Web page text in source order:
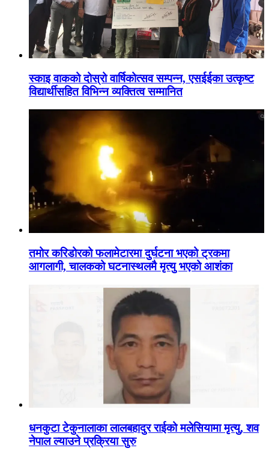
स्काइ वाकको दोस्रो वार्षिकोत्सव सम्पन्न, एसईईका उत्कृष्ट
विद्यार्थीसहित विभिन्न व्यक्तित्व सम्मानित
तमोर करिडोरको फलामेटारमा दुर्घटना भएको ट्रकमा
आगलागी, चालकको घटनास्थलमै मृत्यु भएको आशंका
धनकुटा टेकुनालाका लालबहादुर राईको मलेसियामा मृत्यु, शव
नेपाल ल्याउने प्रक्रिया सुरु